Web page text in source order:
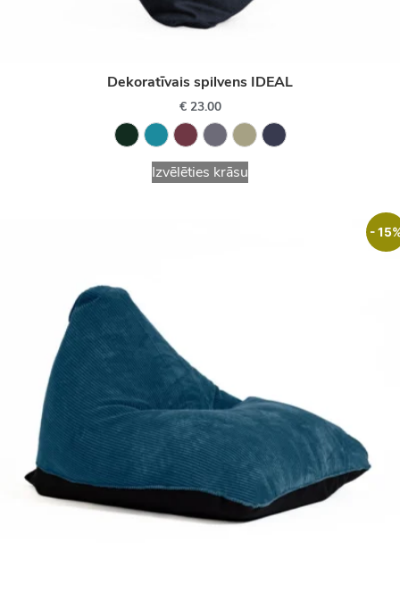
Dekoratīvais spilvens IDEAL
€23.00
Izvēlēties krāsu
-